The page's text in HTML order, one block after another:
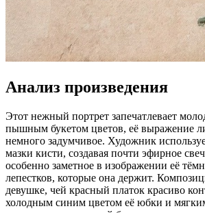
Анализ произведения
Этот нежный портрет запечатлевает
пышным букетом цветов, её выражение
немного задумчивое. Художник
мазки кисти, создавая почти эфирное
особенно заметное в изображении её
лепестков, которые она держит.
девушке, чей красный платок красиво
холодным синим цветом её юбки и